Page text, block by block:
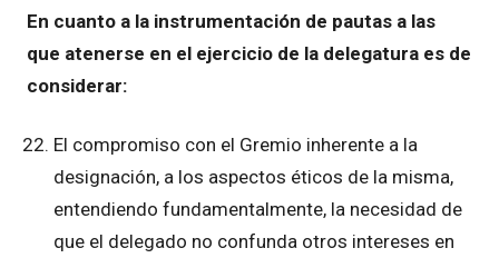
En cuanto a la instrumentación de pautas a las
que atenerse en el ejercicio de la delegatura es de
considerar:
El compromiso con el Gremio inherente a la
designación, a los aspectos éticos de la misma,
entendiendo fundamentalmente, la necesidad de
que el delegado no confunda otros intereses en